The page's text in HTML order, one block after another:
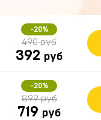
-20%
490 руб
392 руб
-20%
899 руб
719 руб